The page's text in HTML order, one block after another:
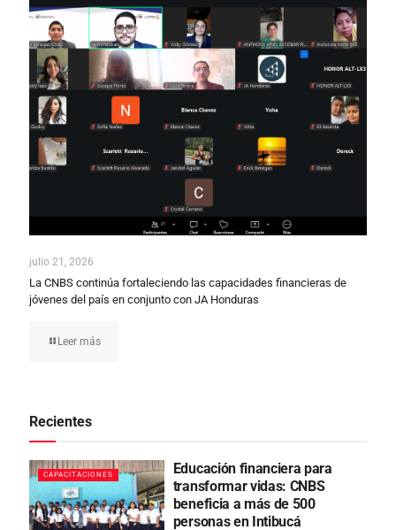
julio 21, 2026
La CNBS continúa fortaleciendo las capacidades financieras de
jóvenes del país en conjunto con JA Honduras
Leer más
Recientes
CAPACITACIONES
Educación financiera para
transformar vidas: CNBS
beneficia a más de 500
personas en Intibucá